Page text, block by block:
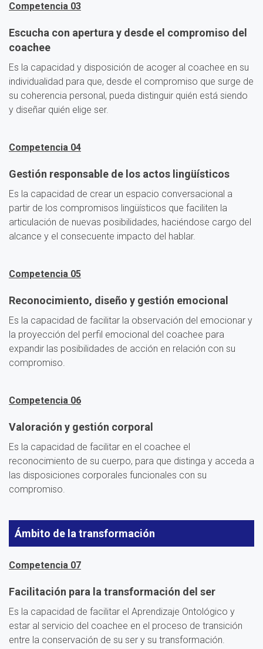
Competencia 03
Escucha con apertura y desde el compromiso del
coachee
Es la capacidad y disposición de acoger al coachee en su
individualidad para que, desde el compromiso que surge de
su coherencia personal, pueda distinguir quién está siendo
y diseñar quién elige ser.
Competencia 04
Gestión responsable de los actos lingüísticos
Es la capacidad de crear un espacio conversacional a
partir de los compromisos lingüísticos que faciliten la
articulación de nuevas posibilidades, haciéndose cargo del
alcance y el consecuente impacto del hablar.
Competencia 05
Reconocimiento, diseño y gestión emocional
Es la capacidad de facilitar la observación del emocionar y
la proyección del perfil emocional del coachee para
expandir las posibilidades de acción en relación con su
compromiso.
Competencia 06
Valoración y gestión corporal
Es la capacidad de facilitar en el coachee el
reconocimiento de su cuerpo, para que distinga y acceda a
las disposiciones corporales funcionales con su
compromiso.
Ámbito de la transformación
Competencia 07
Facilitación para la transformación del ser
Es la capacidad de facilitar el Aprendizaje Ontológico y
estar al servicio del coachee en el proceso de transición
entre la conservación de su ser y su transformación.